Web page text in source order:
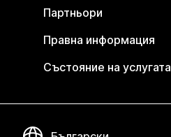
Партньори
Правна информация
Състояние на услугата